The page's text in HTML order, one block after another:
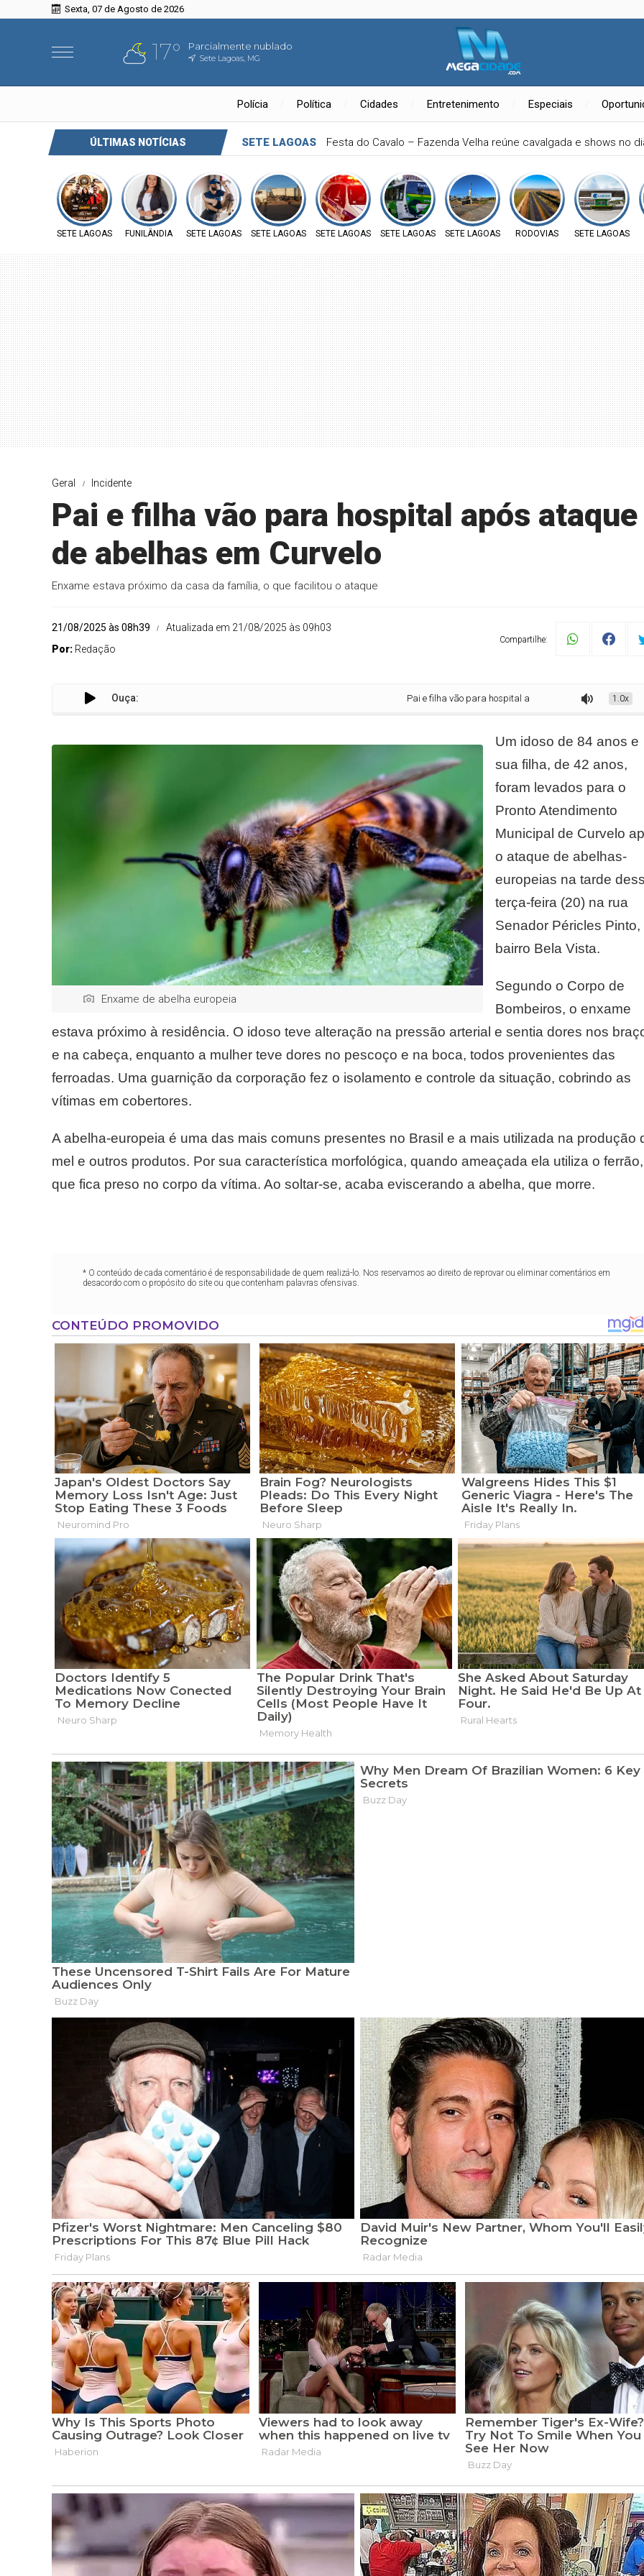
Sexta, 07 de Agosto de 2026
17° Parcialmente nublado
Sete Lagoas, MG
Polícia Política Cidades Entretenimento Especiais
ÚLTIMAS NOTÍCIAS SETE LAGOAS Festa do Cavalo – Fazenda Velha reúne cavalgada e shows no
SETE LAGOAS FUNILÂNDIA SETE LAGOAS SETE LAGOAS SETE LAGOAS SETE LAGOAS SETE LAGOAS RODOVIAS SETE LAGOAS
Geral Incidente
Pai e filha vão para hospital após ataque
de abelhas em Curvelo
Enxame estava próximo da casa da família, o que facilitou o ataque
21/08/2025 às 08h39
Atualizada em 21/08/2025 às 09h03
Por: Redação
Compartilhe:
Ouça: Pai e filha vão para hospital após ataque de abelhas em Curvelo
1.0x
Enxame de abelha europeia
Um idoso de 84 anos e
sua filha, de 42 anos,
foram levados para o
Pronto Atendimento
Municipal de Curvelo
o ataque de abelhas-
europeias na tarde
terça-feira (20) na rua
Senador Péricles Pinto,
bairro Bela Vista.
Segundo o Corpo de
Bombeiros, o enxame
estava próximo à residência. O idoso teve alteração na pressão arterial e sentia dores nos
e na cabeça, enquanto a mulher teve dores no pescoço e na boca, todos provenientes das
ferroadas. Uma guarnição da corporação fez o isolamento e controle da situação, cobrindo as
vítimas em cobertores.
A abelha-europeia é uma das mais comuns presentes no Brasil e a mais utilizada na produção
mel e outros produtos. Por sua característica morfológica, quando ameaçada ela utiliza o ferrão,
que fica preso no corpo da vítima. Ao soltar-se, acaba eviscerando a abelha, que morre.
* O conteúdo de cada comentário é de responsabilidade de quem realizá-lo. Nos reservamos ao direito de reprovar ou eliminar comentários em
desacordo com o propósito do site ou que contenham palavras ofensivas.